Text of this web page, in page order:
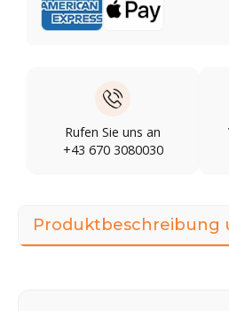
Rufen Sie uns an
+43 670 3080030
Produktbeschreibung